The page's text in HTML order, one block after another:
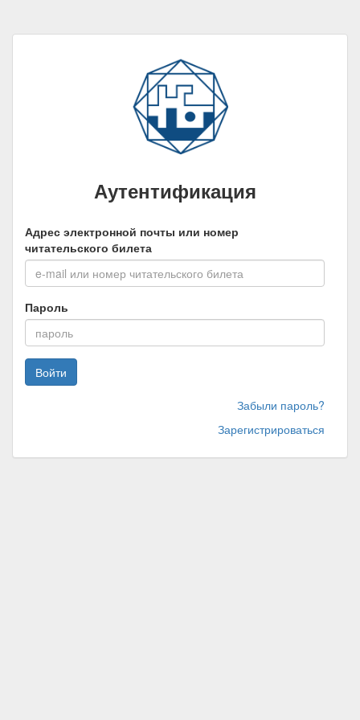
Аутентификация
Адрес электронной почты или номер
читательского билета
Пароль
Войти
Забыли пароль?
Зарегистрироваться